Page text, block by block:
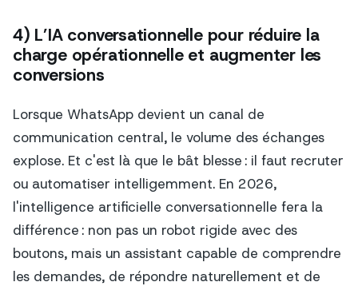
4) L’IA conversationnelle pour réduire la
charge opérationnelle et augmenter les
conversions
Lorsque WhatsApp devient un canal de
communication central, le volume des échanges
explose. Et c'est là que le bât blesse : il faut recruter
ou automatiser intelligemment. En 2026,
l'intelligence artificielle conversationnelle fera la
différence : non pas un robot rigide avec des
boutons, mais un assistant capable de comprendre
les demandes, de répondre naturellement et de